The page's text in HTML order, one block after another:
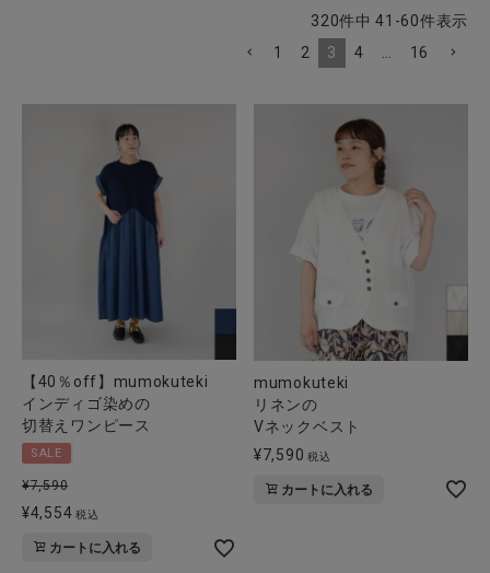
ログイン 新規会員登録
CATEGORY
ファッション雑貨
生活雑貨
食品
320件中 41 -60件表示
1
2 3 4 16
【40％off】mumokuteki
インディゴ染めの
切替えワンピース
SALE
¥7,590
¥4,554 税込
カートに入れる
mumokuteki
リネンの
Vネックベスト
¥7,590 税込
カートに入れる